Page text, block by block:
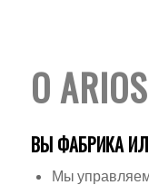
О
ВЫ ФАБРИКА
Мы управляем